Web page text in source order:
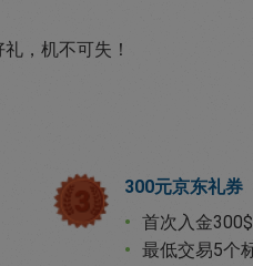
，机不可失！
300元京东礼券
首次入金
最低交易5个